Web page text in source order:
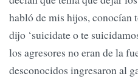
habló de mis hijos, conocían
dijo ‘suicidate o te
los agresores no eran de la
desconocidos ingresaron al